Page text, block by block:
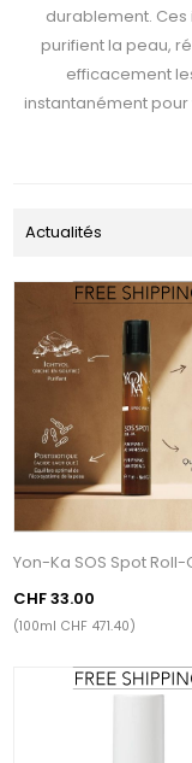
durablement.
purifient la peau,
efficacement
instantanément
Yon-Ka SOS Spot
CHF 33.00
(100ml CHF 471.40)